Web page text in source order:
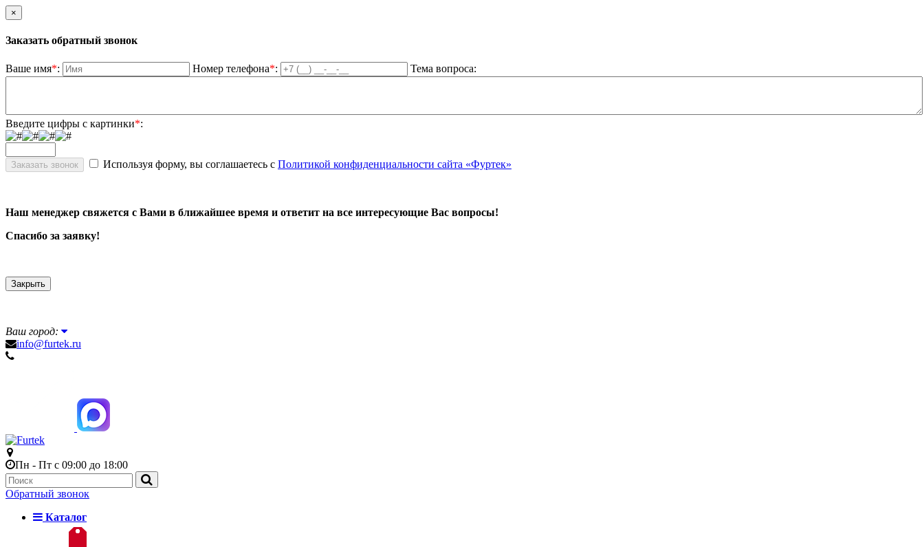
×
Заказать обратный звонок
Ваше имя*: Номер телефона*: Тема вопроса:
Введите цифры с картинки*:
Используя форму, вы соглашаетесь с Политикой конфиденциальности сайта «Фуртек»
Наш менеджер свяжется с Вами в ближайшее время и ответит на все интересующие Вас вопросы!
Спасибо за заявку!
Закрыть
Ваш город:
info@furtek.ru
Пн - Пт с 09:00 до 18:00
Обратный звонок
Каталог